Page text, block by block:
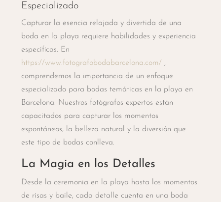
Especializado
Capturar la esencia relajada y divertida de una
boda en la playa requiere habilidades y experiencia
específicas. En
https://www.fotografobodabarcelona.com/ ,
comprendemos la importancia de un enfoque
especializado para bodas temáticas en la playa en
Barcelona. Nuestros fotógrafos expertos están
capacitados para capturar los momentos
espontáneos, la belleza natural y la diversión que
este tipo de bodas conlleva.
La Magia en los Detalles
Desde la ceremonia en la playa hasta los momentos
de risas y baile, cada detalle cuenta en una boda